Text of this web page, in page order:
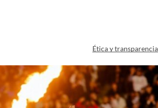
Ética y